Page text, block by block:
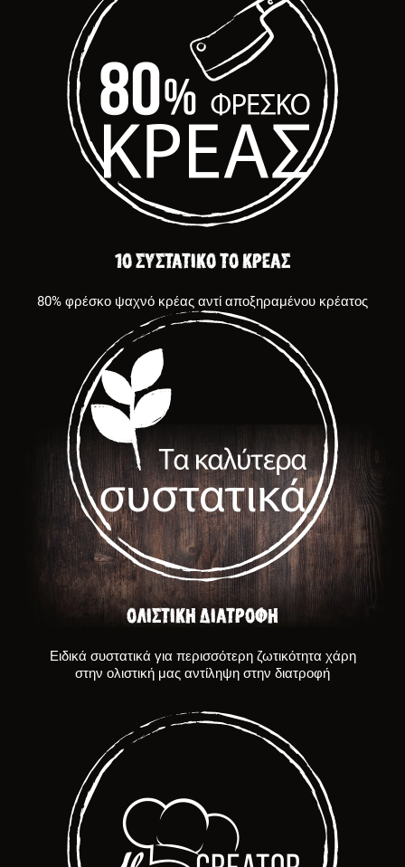
1ο συστατικό το κρέας
80% φρέσκο ψαχνό κρέας αντί αποξηραμένου κρέατος
ΟΛΙΣΤΙΚΗ ΔΙΑΤΡΟΦΗ
Ειδικά συστατικά για περισσότερη ζωτικότητα χάρη
στην ολιστική μας αντίληψη στην διατροφή